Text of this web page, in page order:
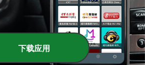
下载应用